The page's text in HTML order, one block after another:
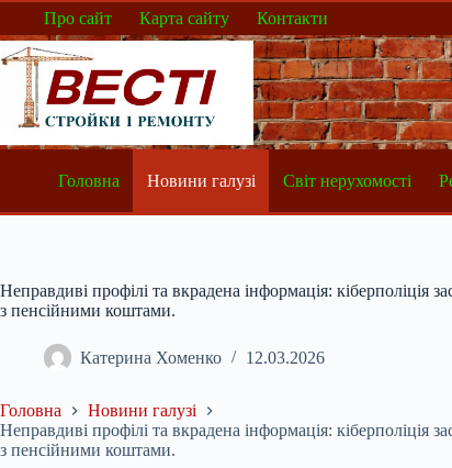
Перейти
вмісту
Про сайт Карта сайту Контакти
Головна Новини галузі Світ нерухомості
Неправдиві профілі та вкрадена інформація: кіберполіція
з пенсійними коштами.
Катерина Хоменко 12.03.2026
Головна
Новини галузі
Неправдиві профілі та вкрадена інформація: кіберполіція
з пенсійними коштами.